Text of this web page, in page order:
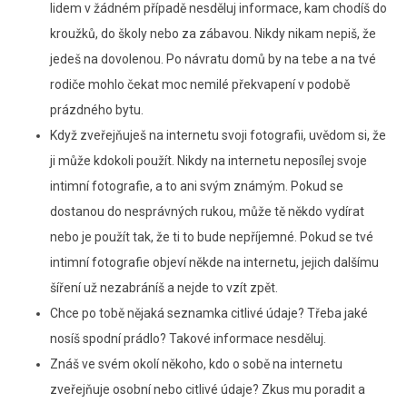
lidem v žádném případě nesděluj informace, kam chodíš do
kroužků, do školy nebo za zábavou. Nikdy nikam nepiš, že
jedeš na dovolenou. Po návratu domů by na tebe a na tvé
rodiče mohlo čekat moc nemilé překvapení v podobě
prázdného bytu.
Když zveřejňuješ na internetu svoji fotografii, uvědom si, že
ji může kdokoli použít. Nikdy na internetu neposílej svoje
intimní fotografie, a to ani svým známým. Pokud se
dostanou do nesprávných rukou, může tě někdo vydírat
nebo je použít tak, že ti to bude nepříjemné. Pokud se tvé
intimní fotografie objeví někde na internetu, jejich dalšímu
šíření už nezabráníš a nejde to vzít zpět.
Chce po tobě nějaká seznamka citlivé údaje? Třeba jaké
nosíš spodní prádlo? Takové informace nesděluj.
Znáš ve svém okolí někoho, kdo o sobě na internetu
zveřejňuje osobní nebo citlivé údaje? Zkus mu poradit a